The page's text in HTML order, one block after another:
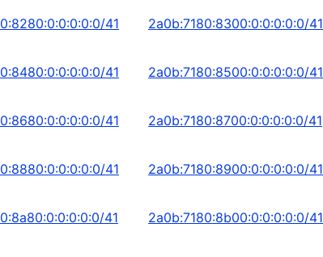
41 2a0b:7180:8300:0:0:0:0:0/41
41 2a0b:7180:8500:0:0:0:0:0/41
41 2a0b:7180:8700:0:0:0:0:0/41
41 2a0b:7180:8900:0:0:0:0:0/41
41 2a0b:7180:8b00:0:0:0:0:0/41